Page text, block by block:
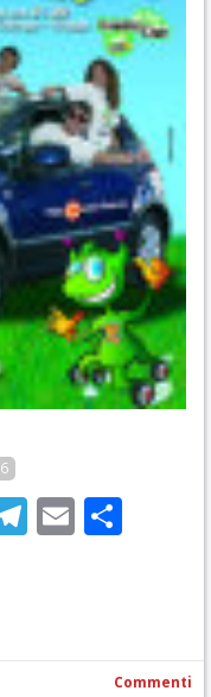
Telegram
Email
Commenti